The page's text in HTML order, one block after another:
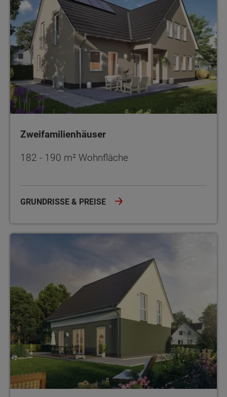
Zweifamilienhäuser
182 - 190 m² Wohnfläche
GRUNDRISSE & PREISE